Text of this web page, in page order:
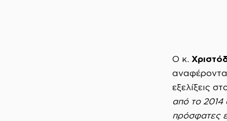
Ο κ.
εξελίξεις
από το 2014
πρόσφατες